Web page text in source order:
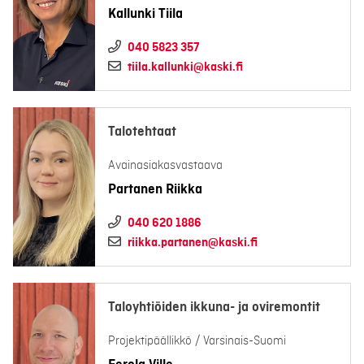
Kallunki Tiila
040 5823 357
tiila.kallunki@kaski.fi
Talotehtaat
Avainasiakasvastaava
Partanen Riikka
040 620 1886
riikka.partanen@kaski.fi
Taloyhtiöiden ikkuna- ja oviremontit
Projektipäällikkö / Varsinais-Suomi